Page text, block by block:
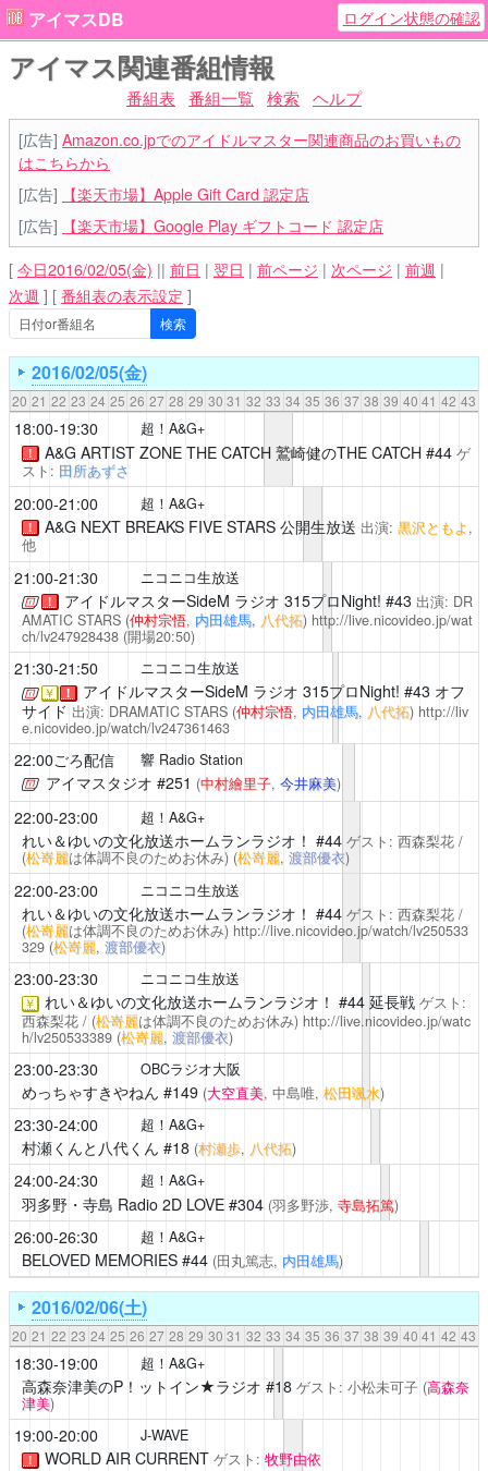
アイマスDB ログイン状態の確認
アイマス関連番組情報
番組表 番組一覧 検索 ヘルプ
[広告] Amazon.co.jpでのアイドルマスター関連商品のお買いもの
はこちらから
[広告]
【楽天市場】Apple Gift Card 認定店
[広告]
【楽天市場】Google Play ギフトコード 認定店
[ 今日2016/02/05(金) || 前日 | 翌日 | 前ページ | 次ページ | 前週 |
次週 ] [ 番組表の表示設定 ]
2016/02/05(金)
20 21 22 23 24 25 26 27 28 29 30 31 32 33 34 35 36 37 38 39 40 41 42 43
18:00-19:30 超！A&G+
！ A&G ARTIST ZONE THE CATCH鷲崎健のTHE CATCH #44 ゲ
スト: 田所あずさ
20:00-21:00 超！A&G+
！ A&G NEXT BREAKS FIVE STARS公開生放送 出演: 黒沢ともよ,
他
21:00-21:30 ニコニコ生放送
！ アイドルマスターSideM ラジオ 315プロNight! #43 出演: DR
AMATIC STARS (仲村宗悟, 内田雄馬, 八代拓) http://live.nicovideo.jp/wat
ch/lv247928438(開場20:50)
21:30-21:50 ニコニコ生放送
￥ ！ アイドルマスターSideM ラジオ 315プロNight! #43 オフ
サイド 出演: DRAMATIC STARS (仲村宗悟, 内田雄馬, 八代拓) http://liv
e.nicovideo.jp/watch/lv247361463
22:00ごろ配信 響 Radio Station
アイマスタジオ #251 (中村繪里子, 今井麻美)
22:00-23:00 超！A&G+
れい＆ゆいの文化放送ホームランラジオ！ #44 ゲスト: 西森梨花 /
(松嵜麗は体調不良のためお休み) (松嵜麗, 渡部優衣)
22:00-23:00 ニコニコ生放送
れい＆ゆいの文化放送ホームランラジオ！ #44 ゲスト: 西森梨花 /
(松嵜麗は体調不良のためお休み) http://live.nicovideo.jp/watch/lv250533
329 (松嵜麗, 渡部優衣)
23:00-23:30 ニコニコ生放送
￥ れい＆ゆいの文化放送ホームランラジオ！ #44 延長戦 ゲスト:
西森梨花 / (松嵜麗は体調不良のためお休み) http://live.nicovideo.jp/watc
h/lv250533389 (松嵜麗, 渡部優衣)
23:00-23:30 OBCラジオ大阪
めっちゃすきやねん #149 (大空直美, 中島唯, 松田颯水)
23:30-24:00 超！A&G+
村瀬くんと八代くん #18 (村瀬歩, 八代拓)
24:00-24:30 超！A&G+
羽多野・寺島 Radio 2D LOVE#304 (羽多野渉, 寺島拓篤)
26:00-26:30 超！A&G+
BELOVED MEMORIES#44 (田丸篤志, 内田雄馬)
2016/02/06(土)
20 21 22 23 24 25 26 27 28 29 30 31 32 33 34 35 36 37 38 39 40 41 42 43
18:30-19:00 超！A&G+
高森奈津美のP！ットイン★ラジオ #18 ゲスト: 小松未可子 (高森奈
津美)
19:00-20:00 J-WAVE
！ WORLD AIR CURRENT ゲスト: 牧野由依